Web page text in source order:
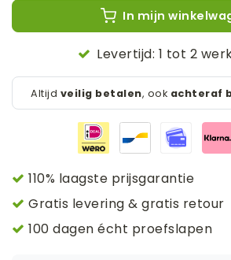
In mijn
Levertijd: 1 tot 2
Altijd veilig betalen, ook achteraf
110% laagste prijsgarantie
Gratis levering & gratis retour
100 dagen écht proefslapen